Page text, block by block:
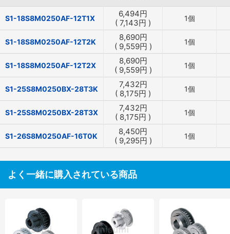
S1-18S8M0250AF-12T1X 6,494円
( 7,143円 ) 1個
S1-18S8M0250AF-12T2K 8,690円
( 9,559円 ) 1個
S1-18S8M0250AF-12T2X 8,690円
( 9,559円 ) 1個
S1-25S8M0250BX-28T3K 7,432円
( 8,175円 ) 1個
S1-25S8M0250BX-28T3X 7,432円
( 8,175円 ) 1個
S1-26S8M0250AF-16T0K 8,450円
( 9,295円 ) 1個
よく一緒に購入されている商品